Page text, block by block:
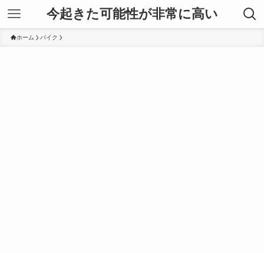
今起きた可能性が非常に高い
ホーム バイク